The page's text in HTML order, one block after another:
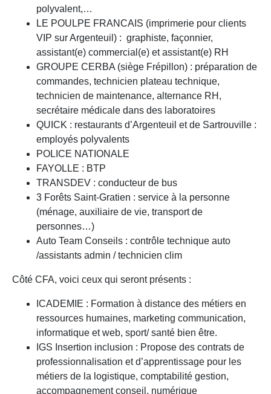
polyvalent,…
LE POULPE FRANCAIS (imprimerie pour clients
VIP sur Argenteuil) : graphiste, façonnier,
assistant(e) commercial(e) et assistant(e) RH
GROUPE CERBA (siège Frépillon) : préparation de
commandes, technicien plateau technique,
technicien de maintenance, alternance RH,
secrétaire médicale dans des laboratoires
QUICK : restaurants d’Argenteuil et de Sartrouville :
employés polyvalents
POLICE NATIONALE
FAYOLLE : BTP
TRANSDEV : conducteur de bus
3 Forêts Saint-Gratien : service à la personne
(ménage, auxiliaire de vie, transport de
personnes…)
Auto Team Conseils : contrôle technique auto
/assistants admin / technicien clim
Côté CFA, voici ceux qui seront présents :
ICADEMIE : Formation à distance des métiers en
ressources humaines, marketing communication,
informatique et web, sport/ santé bien être.
IGS Insertion inclusion : Propose des contrats de
professionnalisation et d’apprentissage pour les
métiers de la logistique, comptabilité gestion,
accompagnement conseil, numérique